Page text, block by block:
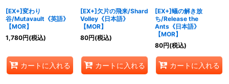
[EX+]変わり
谷/Mutavault《英語》
【MOR】
1,780円(税込)
カートに入れる
[EX+]欠片の飛来/Shard
Volley《日本語》
【MOR】
80円(税込)
カートに入れる
[EX+]蟻の解き放
ち/Release the
Ants《日本語》
【MOR】
80円(税込)
カートに入れる